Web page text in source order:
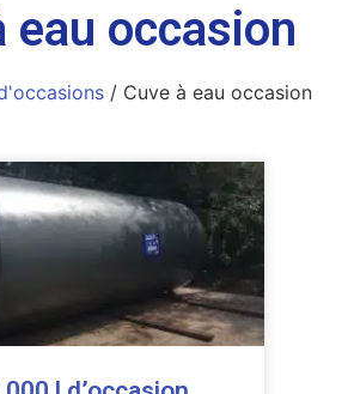
eau occasion
/ Cuve à eau occasion